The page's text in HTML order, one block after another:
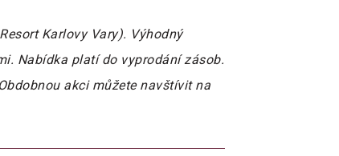
Karlovy Vary). Výhodný
Nabídka platí do vyprodání zásob.
akci můžete navštívit na